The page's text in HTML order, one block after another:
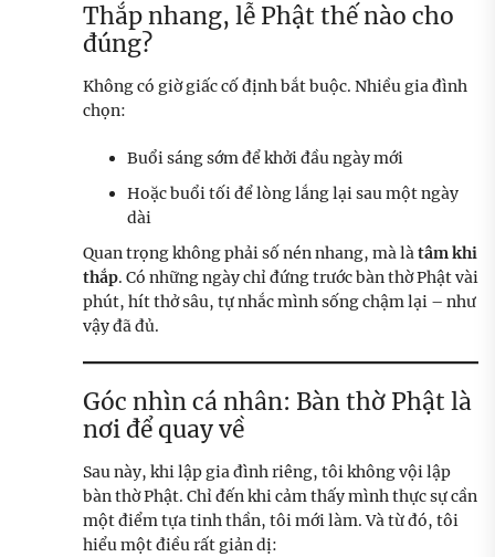
Thắp nhang, lễ Phật thế nào cho
đúng?
Không có giờ giấc cố định bắt buộc. Nhiều gia đình
chọn:
Buổi sáng sớm để khởi đầu ngày mới
Hoặc buổi tối để lòng lắng lại sau một ngày
dài
Quan trọng không phải số nén nhang, mà làtâm khi
thắp. Có những ngày chỉ đứng trước bàn thờ Phật vài
phút, hít thở sâu, tự nhắc mình sống chậm lại – như
vậy đã đủ.
Góc nhìn cá nhân: Bàn thờ Phật là
nơi để quay về
Sau này, khi lập gia đình riêng, tôi không vội lập
bàn thờ Phật. Chỉ đến khi cảm thấy mình thực sự cần
một điểm tựa tinh thần, tôi mới làm. Và từ đó, tôi
hiểu một điều rất giản dị: